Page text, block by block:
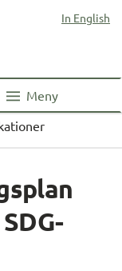
In English
Meny